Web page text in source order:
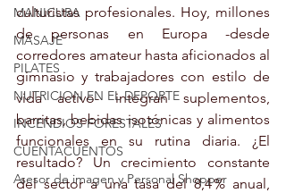
MANICURA
MASAJE
PILATES
NUTRICION EN EL DEPORTE
INCENDIOS FORESTALES
CUENTACUENTOS
Asesor de imagen y Personal Shopper
culturistas profesionales. Hoy, millones
de personas en Europa -desde
corredores amateur hasta aficionados al
gimnasio y trabajadores con estilo de
vida activo- integran suplementos,
barritas, bebidas isotónicas y alimentos
funcionales en su rutina diaria. ¿El
resultado? Un crecimiento constante
del sector a una tasa del 8,4 % anual,